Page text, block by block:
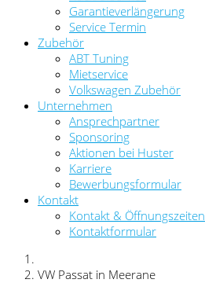
Garantieverlängerung
Service Termin
Zubehör
ABT Tuning
Mietservice
Volkswagen Zubehör
Unternehmen
Ansprechpartner
Sponsoring
Aktionen bei Huster
Karriere
Bewerbungsformular
Kontakt
Kontakt & Öffnungszeiten
Kontaktformular
VW Passat in Meerane